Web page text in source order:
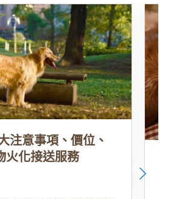
注意事項、價位、
火化接送服務